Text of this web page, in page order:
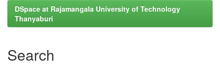
DSpace at Rajamangala University of Technology
Thanyaburi
Search